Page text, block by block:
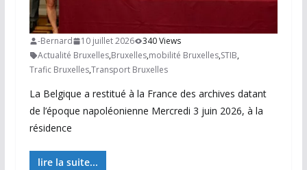
-Bernard 10 juillet 2026
340 Views
Actualité Bruxelles,Bruxelles,mobilité Bruxelles,STIB,
Trafic Bruxelles,Transport Bruxelles
La Belgique a restitué à la France des archives datant
de l’époque napoléonienne Mercredi 3 juin 2026, à la
résidence
lire la suite...